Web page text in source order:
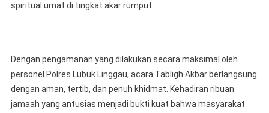
spiritual umat di tingkat akar rumput.
Dengan pengamanan yang dilakukan secara maksimal oleh
personel Polres Lubuk Linggau, acara Tabligh Akbar berlangsung
dengan aman, tertib, dan penuh khidmat. Kehadiran ribuan
jamaah yang antusias menjadi bukti kuat bahwa masyarakat